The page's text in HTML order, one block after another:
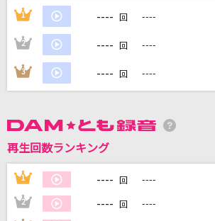
快晴・上昇・ハレルーヤ
JINDOU
カラオケ最新情報をチェック！
DAMに会員登録・ログインして
1 ---- 回 ----
2 ---- 回 ----
3 ---- 回 ----
再生回数ランキング
1 ---- 回 ----
2 ---- 回 ----